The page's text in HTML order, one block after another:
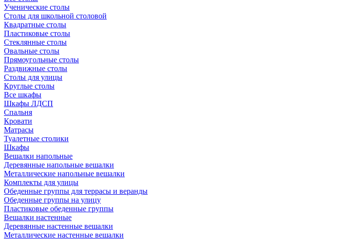
Ученические столы
Столы для школьной столовой
Квадратные столы
Пластиковые столы
Стеклянные столы
Овальные столы
Прямоугольные столы
Раздвижные столы
Столы для улицы
Круглые столы
Все шкафы
Шкафы ЛДСП
Спальня
Кровати
Матрасы
Туалетные столики
Шкафы
Вешалки напольные
Деревянные напольные вешалки
Металлические напольные вешалки
Комплекты для улицы
Обеденные группы для террасы и веранды
Обеденные группы на улицу
Пластиковые обеденные группы
Вешалки настенные
Деревянные настенные вешалки
Металлические настенные вешалки